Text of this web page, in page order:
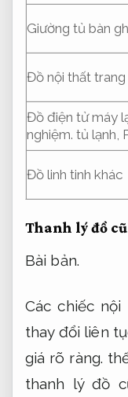
Giường tủ bàn
Đồ nội thất
Đồ điện tử máy
nghiệm. tủ lạnh,
Đồ linh tinh khác
Thanh lý đồ
Bài bản.
Các chiếc
thay đổi liên
giá rõ ràng.
thanh lý đồ